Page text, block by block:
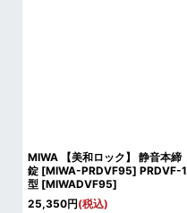
MIWA 【美和ロック】 静音本締
錠 [MIWA-PRDVF95] PRDVF-1
型 [MIWADVF95]
25,350円(税込)